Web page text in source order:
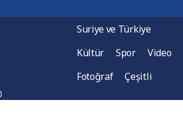
Suriye ve Türkiye
Kültür
Spor
Video
Fotoğraf
Çeşitli